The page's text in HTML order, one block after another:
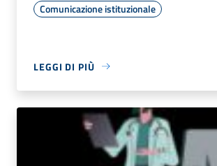
Comunicazione istituzionale
LEGGI DI PIÙ